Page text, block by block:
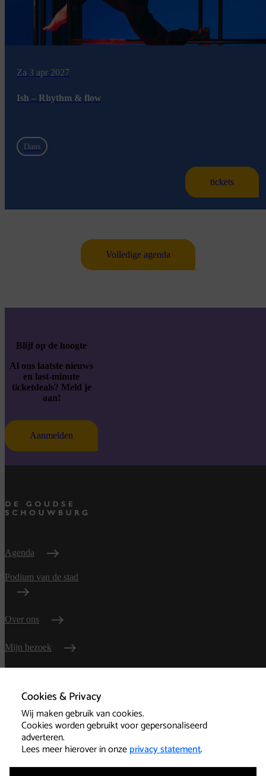
Cookies & Privacy
Wij maken gebruik van cookies.
Cookies worden gebruikt voor gepersonaliseerd
adverteren.
Lees meer hierover in onzeprivacy statement.
Za 3 apr 2027
Ish – Rhythm & flow
Dans
tickets
Volledige agenda
Blijf op de hoogte
Al ons laatste nieuws
en last-minute
ticketdeals? Meld je
aan!
Aanmelden
Agenda
Podium van de stad
Over ons
Mijn bezoek
Contact
Route
Veelgestelde vragen